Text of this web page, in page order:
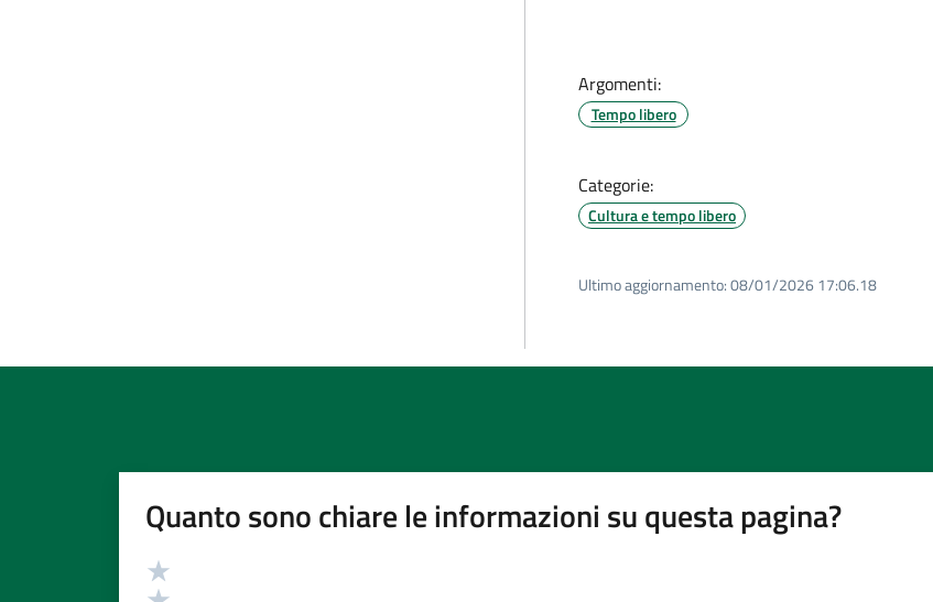
Argomenti:
Tempo libero
Categorie:
Cultura e tempo libero
Ultimo aggiornamento:08/01/2026 17:06.18
Quanto sono chiare le informazioni su questa pagina?
Valutazione